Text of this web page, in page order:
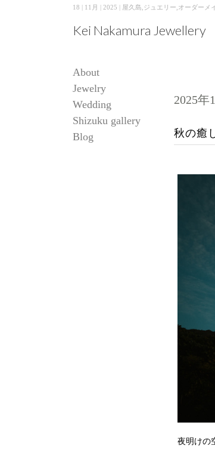
18 | 11月 | 2025 | 屋久島,ジュエリー,オーダー
Kei Nakamura Jewellery
About
Jewelry
Wedding
Shizuku gallery
Blog
2025年
秋の癒
夜明けの